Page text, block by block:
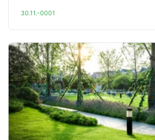
30.11.-0001